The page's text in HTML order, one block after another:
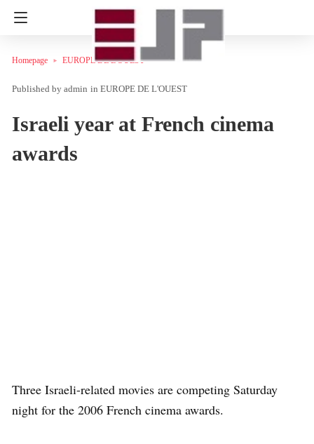
Homepage EUROPE DE L'OUEST
admin in EUROPE DE L'OUEST
Israeli year at French cinema
awards
Three Israeli-related movies are competing Saturday
night for the 2006 French cinema awards.